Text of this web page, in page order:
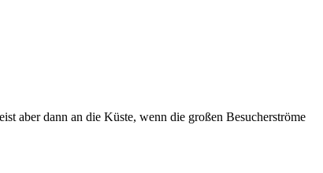
aber dann an die Küste, wenn die großen Besucherströme